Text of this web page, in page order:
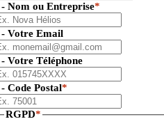
- Nom ou Entreprise*
- Votre Email
- Votre Téléphone
Code Postal*
RGPD*